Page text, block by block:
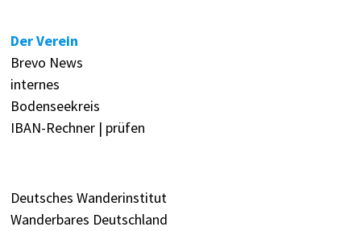
Der Verein
Brevo News
internes
Bodenseekreis
IBAN-Rechner | prüfen
Deutsches Wanderinstitut
Wanderbares Deutschland